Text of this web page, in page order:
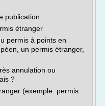
publication
étranger
permis à points en
un permis étranger,
annulation ou
?
(exemple: permis